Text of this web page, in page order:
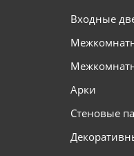
Входные
Арки
Стеновые